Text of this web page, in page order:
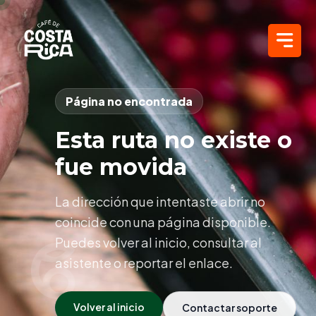
Página no encontrada
Esta ruta no existe o
fue movida
La dirección que intentaste abrir no
coincide con una página disponible.
Puedes volver al inicio, consultar al
asistente o reportar el enlace.
Volver al inicio Contactar soporte